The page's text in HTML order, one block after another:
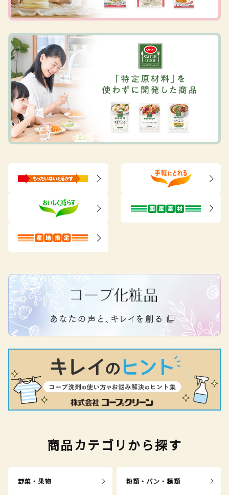
商品カテゴリから探す
野菜・果物 粉類・パン・麺類